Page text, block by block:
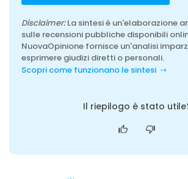
Disclaimer:La sintesi è un'elaborazione
sulle recensioni pubbliche disponibili
NuovaOpinione fornisce un'analisi
esprimere giudizi diretti o personali.
Scopri come funzionano le sintesi
Il riepilogo è stato